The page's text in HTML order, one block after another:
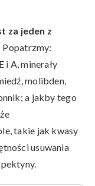
za jeden z
Popatrzmy:
i A, minerały
molibden,
a jakby tego
takie jak kwasy
usuwania